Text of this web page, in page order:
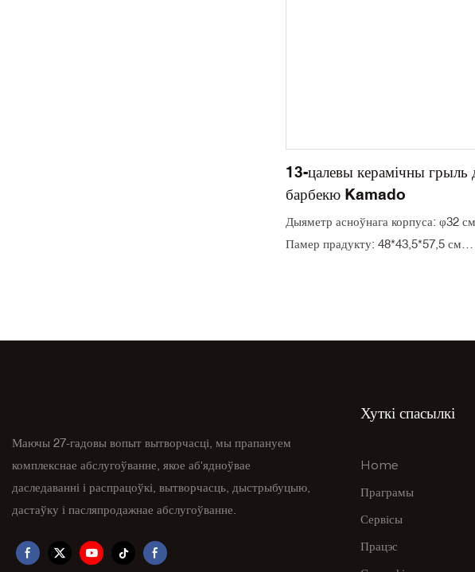
13-цалевы керамічны грыль
барбекю Kamado
Дыяметр асноўнага корпуса: φ32 см
Памер прадукту: 48*43,5*57,5 см
Маючы 27-гадовы вопыт вытворчасці, мы прапануем
комплекснае абслугоўванне, якое аб'ядноўвае
даследаванні і распрацоўкі, вытворчасць, дыстрыбуцыю,
дастаўку і пасляпродажнае абслугоўванне.
Хуткі спасылкі
Home
Праграмы
Сервісы
Працэс